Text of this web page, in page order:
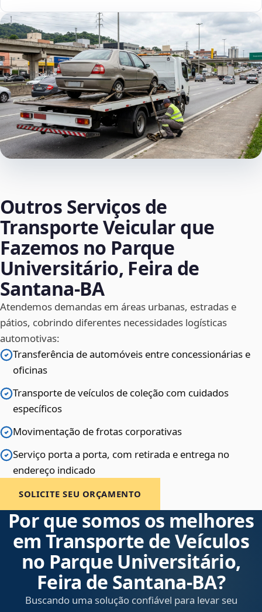
Outros Serviços de
Transporte Veicular que
Fazemos no Parque
Universitário, Feira de
Santana‑BA
Atendemos demandas em áreas urbanas, estradas e
pátios, cobrindo diferentes necessidades logísticas
automotivas:
Transferência de automóveis entre concessionárias e
oficinas
Transporte de veículos de coleção com cuidados
específicos
Movimentação de frotas corporativas
Serviço porta a porta, com retirada e entrega no
endereço indicado
SOLICITE SEU ORÇAMENTO
Por que somos os melhores
em Transporte de Veículos
no Parque Universitário,
Feira de Santana‑BA?
Buscando uma solução confiável para levar seu